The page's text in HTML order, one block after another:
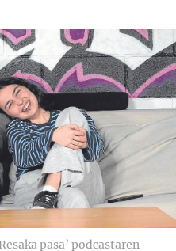
pasa’ podcastaren